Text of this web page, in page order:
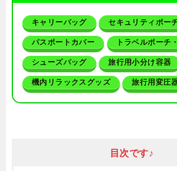
キャリーバッグ セキュリティポー
パスポートカバー トラベルポーチ
シューズバッグ 旅行用小分け容器
機内リラックスグッズ 旅行用変圧
目次です♪